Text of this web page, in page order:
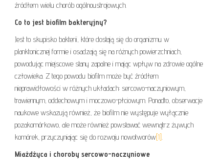
źródłem wielu chorób ogólnoustrojowych.
Co to jest biofilm bakteryjny?
Jest to skupisko bakterii, które dostają się do organizmu w
planktonicznej formie i osadzają się na różnych powierzchniach,
powodując miejscowe stany zapalne i mając wpływ na zdrowie ogólne
człowieka. Z tego powodu biofilm może być źródłem
nieprawidłowości w różnych układach: sercowo-naczyniowym,
trawiennym, oddechowym i moczowo-płciowym. Ponadto, obserwacje
naukowe wskazują również, że biofilm nie występuje wyłącznie
pozakomórkowo, ale może również powstawać wewnątrz żywych
komórek, przyczyniając się do rozwoju nowotworów [1] .
Miażdżyca i choroby sercowo-naczyniowe